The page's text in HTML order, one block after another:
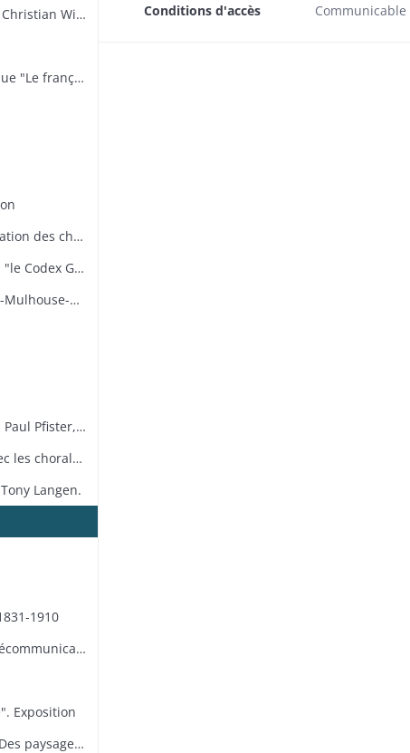
Les contes de Ferrette, une conférence de M. Christian Wilsdorf.
Mulhouse. Université de Haute-Alsace. Colloque "Le français en Alsace
Association pour la restauration et la conservation des châteaux du canton de Wintzenheim. "Portes ouvertes au Plixbourg
Colmar, bibliothèque municipale. Exposition : "le Codex Guta Sintram et le monde des couvents de Marbach et de Schwartzenthann
Opéra du Rhin, saison 1982-1983. Strasbourg-Mulhouse-Colmar
Colmar, bibliothèque municipale. Exposition : Paul Pfister, ex-libris e travaux littéraires.
Colmar, église Saint-Paul "Chantons Noël" avec les chorales "A Cœur Joie" de Colmar, la cantilene, la chanterie de l'école nationale de musique et les chorales scolaires d'Ingersheim.
Langen.
1910
Riquewihr, musée d'histoire des postes et télécommunications, dernières acquisitions
Exposition
Sainte-Marie-aux-Mines, théâtre municipal. "Des paysages, des hommes, des traditions
Conditions d'accès
Communicable